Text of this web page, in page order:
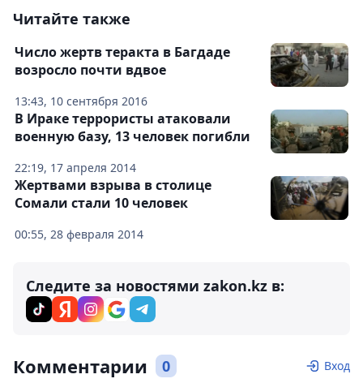
Читайте также
13:43, 10 сентября 2016
Число жертв теракта в Багдаде
возросло почти вдвое
22:19, 17 апреля 2014
В Ираке террористы атаковали
военную базу, 13 человек погибли
00:55, 28 февраля 2014
Жертвами взрыва в столице
Сомали стали 10 человек
Следите за новостями zakon.kz в:
Комментарии 0 Вход